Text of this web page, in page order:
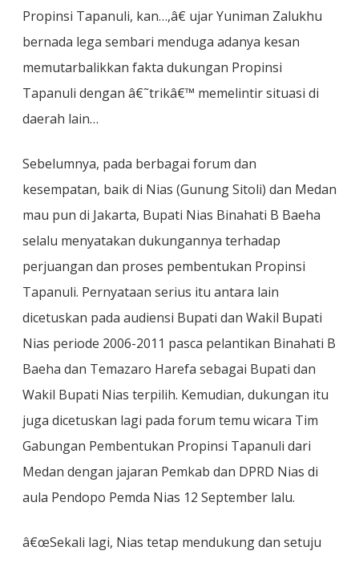
Propinsi Tapanuli, kan…,â€ ujar Yuniman Zalukhu
bernada lega sembari menduga adanya kesan
memutarbalikkan fakta dukungan Propinsi
Tapanuli dengan â€˜trikâ€™ memelintir situasi di
daerah lain…
Sebelumnya, pada berbagai forum dan
kesempatan, baik di Nias (Gunung Sitoli) dan Medan
mau pun di Jakarta, Bupati Nias Binahati B Baeha
selalu menyatakan dukungannya terhadap
perjuangan dan proses pembentukan Propinsi
Tapanuli. Pernyataan serius itu antara lain
dicetuskan pada audiensi Bupati dan Wakil Bupati
Nias periode 2006-2011 pasca pelantikan Binahati B
Baeha dan Temazaro Harefa sebagai Bupati dan
Wakil Bupati Nias terpilih. Kemudian, dukungan itu
juga dicetuskan lagi pada forum temu wicara Tim
Gabungan Pembentukan Propinsi Tapanuli dari
Medan dengan jajaran Pemkab dan DPRD Nias di
aula Pendopo Pemda Nias 12 September lalu.
â€œSekali lagi, Nias tetap mendukung dan setuju